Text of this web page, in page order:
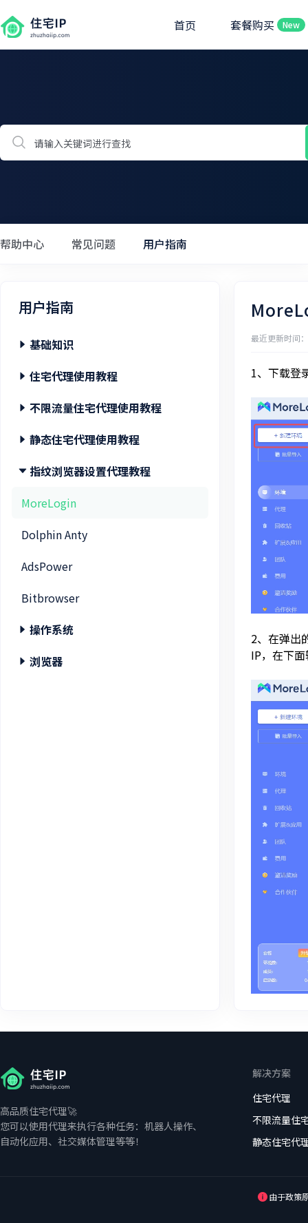
首页 套餐购买 New
帮助中心 常见问题 用户指南
用户指南
基础知识
注册登录/找回密码/修改密码 教程
购买住宅代理教程
购买静态住宅代理教程
购买不限流量住宅代理教程
认证账号添加教程
添加白名单教程
住宅代理使用教程
住宅代理账密提取/API 提取
提出请求
选择国家/地区
会话控制
响应代码
什么是住宅代理？
受限目标网站
不限流量住宅代理使用教程
不限流量住宅代理账密提取/API 提取
什么是不限流量住宅代理？
静态住宅代理使用教程
静态住宅代理账密提取
什么是静态住宅代理？
指纹浏览器设置代理教程
MoreLogin
Dolphin Anty
AdsPower
Bitbrowser
操作系统
在Mac中配置住宅代理
浏览器
最近更新时间
1、下载登
2、在弹出
IP，在下
高品质住宅代理🚀
您可以使用代理来执行各种任务：机器人操作、
自动化应用、社交媒体管理等等！
解决方案
住宅代理
不限流量住
静态住宅代
由于政策